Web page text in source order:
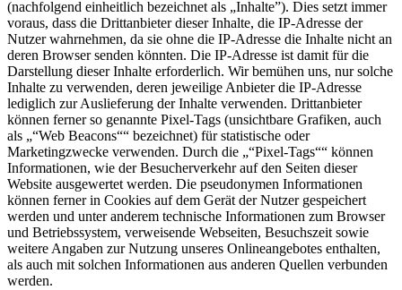
(nachfolgend einheitlich bezeichnet als „Inhalte”). Dies setzt immer
voraus, dass die Drittanbieter dieser Inhalte, die IP-Adresse der
Nutzer wahrnehmen, da sie ohne die IP-Adresse die Inhalte nicht an
deren Browser senden könnten. Die IP-Adresse ist damit für die
Darstellung dieser Inhalte erforderlich. Wir bemühen uns, nur solche
Inhalte zu verwenden, deren jeweilige Anbieter die IP-Adresse
lediglich zur Auslieferung der Inhalte verwenden. Drittanbieter
können ferner so genannte Pixel-Tags (unsichtbare Grafiken, auch
als „“Web Beacons““ bezeichnet) für statistische oder
Marketingzwecke verwenden. Durch die „“Pixel-Tags““ können
Informationen, wie der Besucherverkehr auf den Seiten dieser
Website ausgewertet werden. Die pseudonymen Informationen
können ferner in Cookies auf dem Gerät der Nutzer gespeichert
werden und unter anderem technische Informationen zum Browser
und Betriebssystem, verweisende Webseiten, Besuchszeit sowie
weitere Angaben zur Nutzung unseres Onlineangebotes enthalten,
als auch mit solchen Informationen aus anderen Quellen verbunden
werden.